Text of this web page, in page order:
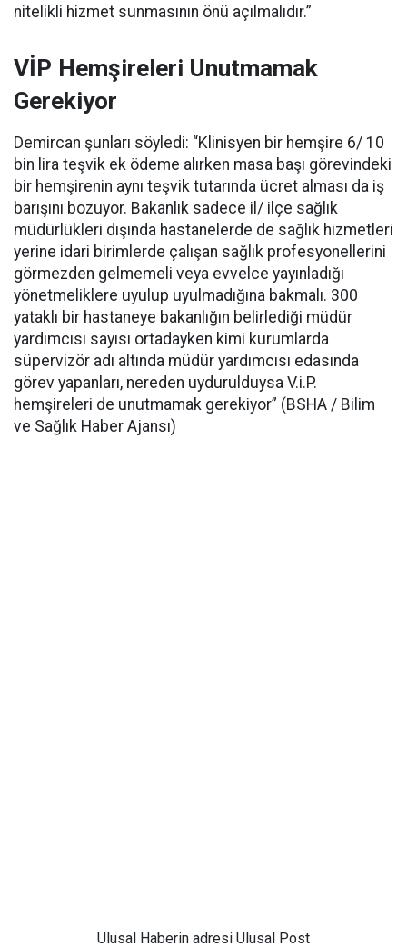
nitelikli hizmet sunmasının önü açılmalıdır.”
VİP Hemşireleri Unutmamak
Gerekiyor
Demircan şunları söyledi: “Klinisyen bir hemşire 6/ 10
bin lira teşvik ek ödeme alırken masa başı görevindeki
bir hemşirenin aynı teşvik tutarında ücret alması da iş
barışını bozuyor. Bakanlık sadece il/ ilçe sağlık
müdürlükleri dışında hastanelerde de sağlık hizmetleri
yerine idari birimlerde çalışan sağlık profesyonellerini
görmezden gelmemeli veya evvelce yayınladığı
yönetmeliklere uyulup uyulmadığına bakmalı. 300
yataklı bir hastaneye bakanlığın belirlediği müdür
yardımcısı sayısı ortadayken kimi kurumlarda
süpervizör adı altında müdür yardımcısı edasında
görev yapanları, nereden uydurulduysa V.i.P.
hemşireleri de unutmamak gerekiyor” (BSHA / Bilim
ve Sağlık Haber Ajansı)
Ulusal Haberin adresi Ulusal Post